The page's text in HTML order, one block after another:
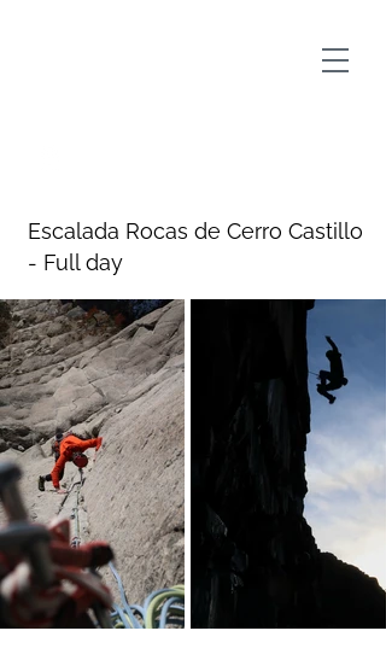
Escalada Rocas de Cerro Castillo
- Full day